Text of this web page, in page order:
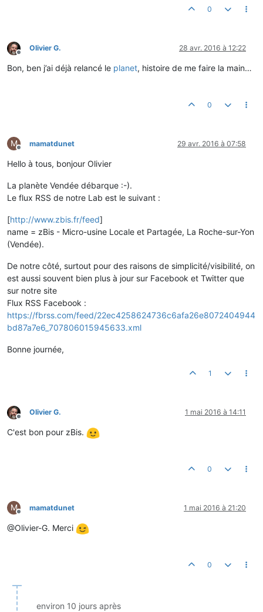
0
Hors-ligne
Olivier G. 28 avr. 2016 à 12:22
Bon, ben j’ai déjà relancé le planet, histoire de me faire la main…
0
M
Hors-ligne
mamatdunet 29 avr. 2016 à 07:58
Hello à tous, bonjour Olivier
La planète Vendée débarque :-).
Le flux RSS de notre Lab est le suivant :
[http://www.zbis.fr/feed]
name = zBis - Micro-usine Locale et Partagée, La Roche-sur-Yon
(Vendée).
De notre côté, surtout pour des raisons de simplicité/visibilité, on
est aussi souvent bien plus à jour sur Facebook et Twitter que
sur notre site
Flux RSS Facebook :
https://fbrss.com/feed/22ec4258624736c6afa26e8072404944
bd87a7e6_707806015945633.xml
Bonne journée,
1
Hors-ligne
Olivier G. 1 mai 2016 à 14:11
C'est bon pour zBis.
0
M
Hors-ligne
mamatdunet 1 mai 2016 à 21:20
@Olivier-G. Merci
0
environ 10 jours après